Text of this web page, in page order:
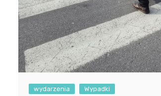
wydarzenia Wypadki